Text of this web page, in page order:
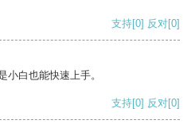
支持[0] 反对[0]
小白也能快速上手。
支持[0] 反对[0]